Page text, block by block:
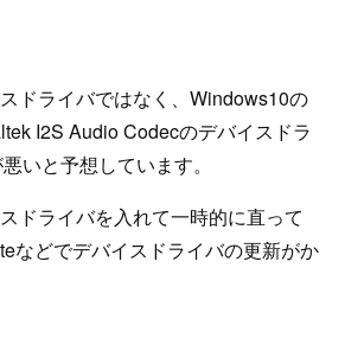
ドライバではなく、Windows10の
I2S Audio Codecのデバイスドラ
いと予想しています。
ドライバを入れて一時的に直って
などでデバイスドライバの更新がか